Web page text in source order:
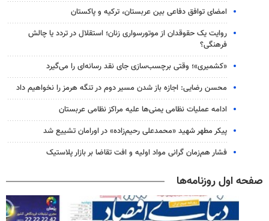
امضای توافق دفاعی بین عربستان، ترکیه و پاکستان
روایت یک حقوقدان از موتورسواری زنان؛ استقلال در تردد یا چالش
فرهنگی؟
«کشمیری»؛ وقتی برچسب‌سازی جای نقد رسانه‌ای را می‌گیرد
محسن رضایی: اجازه باز شدن مسیر دوم در تنگه هرمز را نخواهیم داد
ادامه عملیات نظامی یمنی‌ها علیه مراکز نظامی عربستان
پیکر مطهر شهید «محمدعلی رحیم‌زاده» در اورامان تشییع شد
فشار هم‌زمان گرانی مواد اولیه و افت تقاضا بر بازار پلاستیک
صفحه اول روزنامه‌ها